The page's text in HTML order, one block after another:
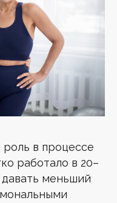
в процессе
работало в 20–
давать меньший